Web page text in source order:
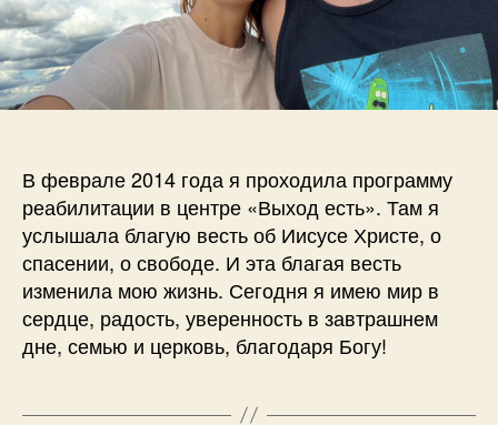
В феврале 2014 года я проходила программу
реабилитации в центре «Выход есть». Там я
услышала благую весть об Иисусе Христе, о
спасении, о свободе. И эта благая весть
изменила мою жизнь. Сегодня я имею мир в
сердце, радость, уверенность в завтрашнем
дне, семью и церковь, благодаря Богу!